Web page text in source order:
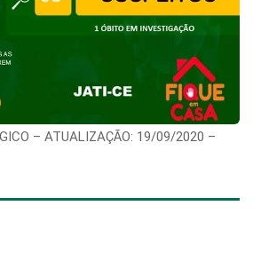
– ATUALIZAÇÃO: 19/09/2020 –